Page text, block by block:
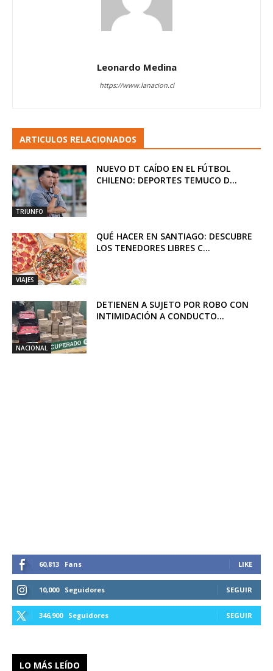
Leonardo Medina
https://www.lanacion.cl
ARTICULOS RELACIONADOS
TRIUNFO
NUEVO DT CAÍDO EN EL FÚTBOL
CHILENO: DEPORTES TEMUCO D...
VIAJES
QUÉ HACER EN SANTIAGO: DESCUBRE
LOS TENEDORES LIBRES C...
NACIONAL
DETIENEN A SUJETO POR ROBO CON
INTIMIDACIÓN A CONDUCTO...
60,813 Fans LIKE
10,000 Seguidores SEGUIR
346,900 Seguidores SEGUIR
LO MÁS LEÍDO